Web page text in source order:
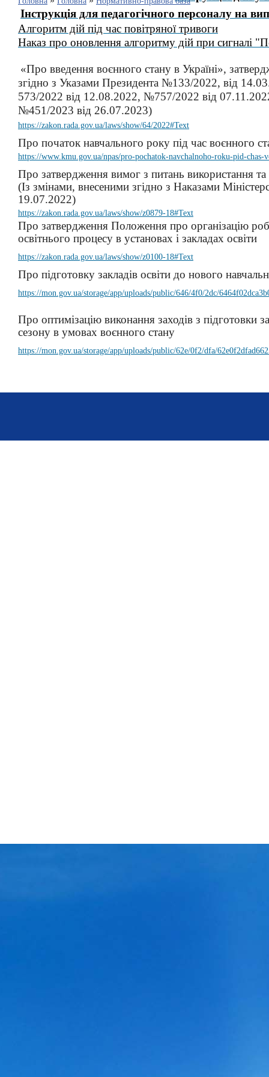
Інструкція для педагогічного персоналу на
Алгоритм дій під час повітряної тривоги
Наказ про оновлення алгоритму дій при сигналі
«Про введення воєнного стану в Україні»,
згідно з Указами Президента №133/2022, від
573/2022 від 12.08.2022, №757/2022 від
№451/2023 від 26.07.2023)
https://zakon.rada.gov.ua/laws/show/64/2022#Text
Про початок навчального року під час воєнного
https://www.kmu.gov.ua/npas/pro-pochatok-navchalnoho-roku-pid-
Про затвердження вимог з питань використання
(Із змінами, внесеними згідно з Наказами
19.07.2022)
https://zakon.rada.gov.ua/laws/show/z0879-18#Text
Про затвердження Положення про організацію
освітнього процесу в установах і закладах освіти
https://zakon.rada.gov.ua/laws/show/z0100-18#Text
Про підготовку закладів освіти до нового
https://mon.gov.ua/storage/app/uploads/public/646/4f0/2dc/
Про оптимізацію виконання заходів з підготовки
сезону в умовах воєнного стану
https://mon.gov.ua/storage/app/uploads/public/62e/0f2/dfa/